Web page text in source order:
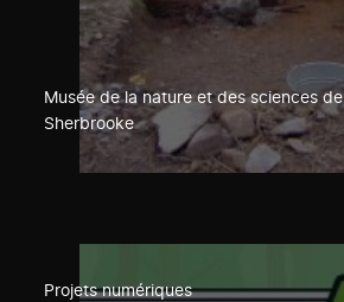
Musée de la nature et des sciences de
Sherbrooke
Projets numériques